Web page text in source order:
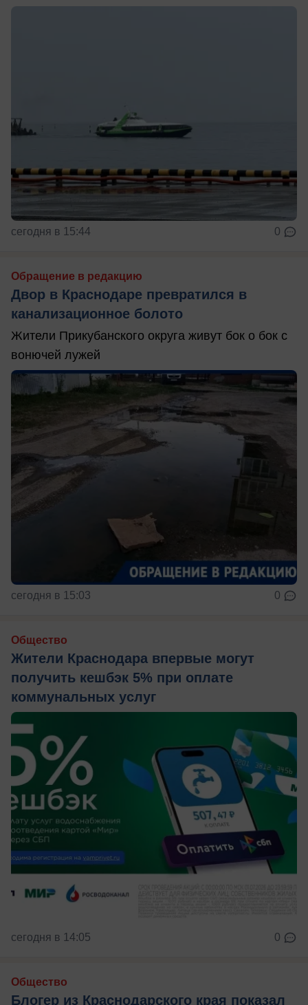
сегодня в 15:44 0
Обращение в редакцию
Двор в Краснодаре превратился в
канализационное болото
Жители Прикубанского округа живут бок о бок с
вонючей лужей
сегодня в 15:03 0
Общество
Жители Краснодара впервые могут
получить кешбэк 5% при оплате
коммунальных услуг
сегодня в 14:05 0
Общество
Блогер из Краснодарского края показал